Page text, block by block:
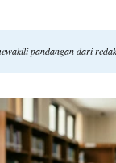
pandangan dari